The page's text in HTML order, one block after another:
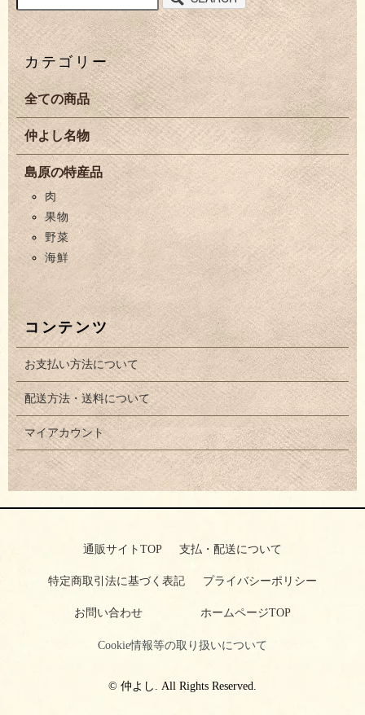
カテゴリー
全ての商品
仲よし名物
島原の特産品
肉
果物
野菜
海鮮
コンテンツ
お支払い方法について
配送方法・送料について
マイアカウント
通販サイトTOP 支払・配送について
特定商取引法に基づく表記 プライバシーポリシー
お問い合わせ ホームページTOP
Cookie情報等の取り扱いについて
© 仲よし. All Rights Reserved.